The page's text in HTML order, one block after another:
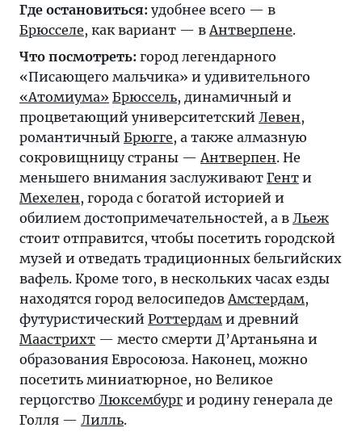
Где остановиться: удобнее всего — в
Брюсселе, как вариант — в Антверпене.
Что посмотреть: город легендарного
«Писающего мальчика» и удивительного
«Атомиума» Брюссель, динамичный и
процветающий университетский Левен,
романтичный Брюгге, а также алмазную
сокровищницу страны — Антверпен. Не
меньшего внимания заслуживают Гент и
Мехелен, города с богатой историей и
обилием достопримечательностей, а в Льеж
стоит отправится, чтобы посетить городской
музей и отведать традиционных бельгийских
вафель. Кроме того, в нескольких часах езды
находятся город велосипедов Амстердам,
футуристический Роттердам и древний
Маастрихт — место смерти Д’Артаньяна и
образования Евросоюза. Наконец, можно
посетить миниатюрное, но Великое
герцогство Люксембург и родину генерала де
Голля — Лилль.